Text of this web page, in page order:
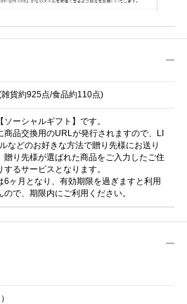
貨約925点/食品約110点)
ソーシャルギフト】です。
商品交換用のURLが発行されますので、LI
などのお好きな方法で贈り先様にお送り
贈り先様が選ばれた商品をご入力したご住
するサービスとなります。
6ヶ月となり、有効期限を過ぎますと利用
ので、期限内にご利用ください。